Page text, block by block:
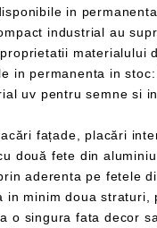
permanenta in stoc:
fațade, placări
pe fetele din
doua straturi,
fata decor